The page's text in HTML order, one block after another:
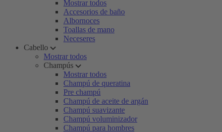
Mostrar todos
Accesorios de baño
Albornoces
Toallas de mano
Neceseres
Cabello
Mostrar todos
Champús
Mostrar todos
Champú de queratina
Pre champú
Champú de aceite de argán
Champú suavizante
Champú voluminizador
Champú para hombres